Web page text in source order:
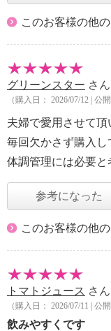
このお客様の他
グリーンスター さん
（購入日： 2026/07/12 | 公
夫婦で愛用させて頂
毎回欠かさず購入し
体調管理には必要と
参考になった
このお客様の他
トマトジュース さん
（購入日： 2026/07/11 | 公
飲みやすくです